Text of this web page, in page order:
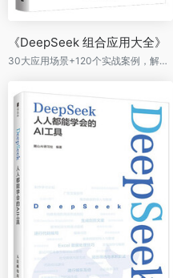
《DeepSeek 组合应用大全》
30大应用场景+120个实战案例，解锁DeepSeek模块化组合